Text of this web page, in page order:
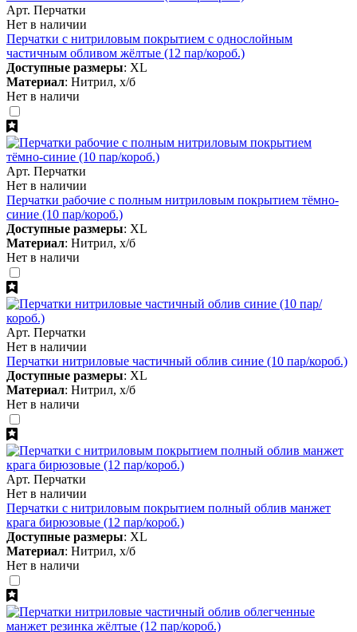
Арт. Перчатки
Нет в наличии
Перчатки с нитриловым покрытием с однослойным
частичным обливом жёлтые (12 пар/короб.)
Доступные размеры: XL
Материал: Нитрил, х/б
Нет в наличи
Арт. Перчатки
Нет в наличии
Перчатки рабочие с полным нитриловым покрытием тёмно-
синие (10 пар/короб.)
Доступные размеры: XL
Материал: Нитрил, х/б
Нет в наличи
Арт. Перчатки
Нет в наличии
Перчатки нитриловые частичный облив синие (10 пар/короб.)
Доступные размеры: XL
Материал: Нитрил, х/б
Нет в наличи
Арт. Перчатки
Нет в наличии
Перчатки с нитриловым покрытием полный облив манжет
крага бирюзовые (12 пар/короб.)
Доступные размеры: XL
Материал: Нитрил, х/б
Нет в наличи